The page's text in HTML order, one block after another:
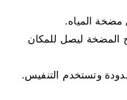
مضخة المياه.
المضخة ليصل للمكان
وتستخدم التنفيس.